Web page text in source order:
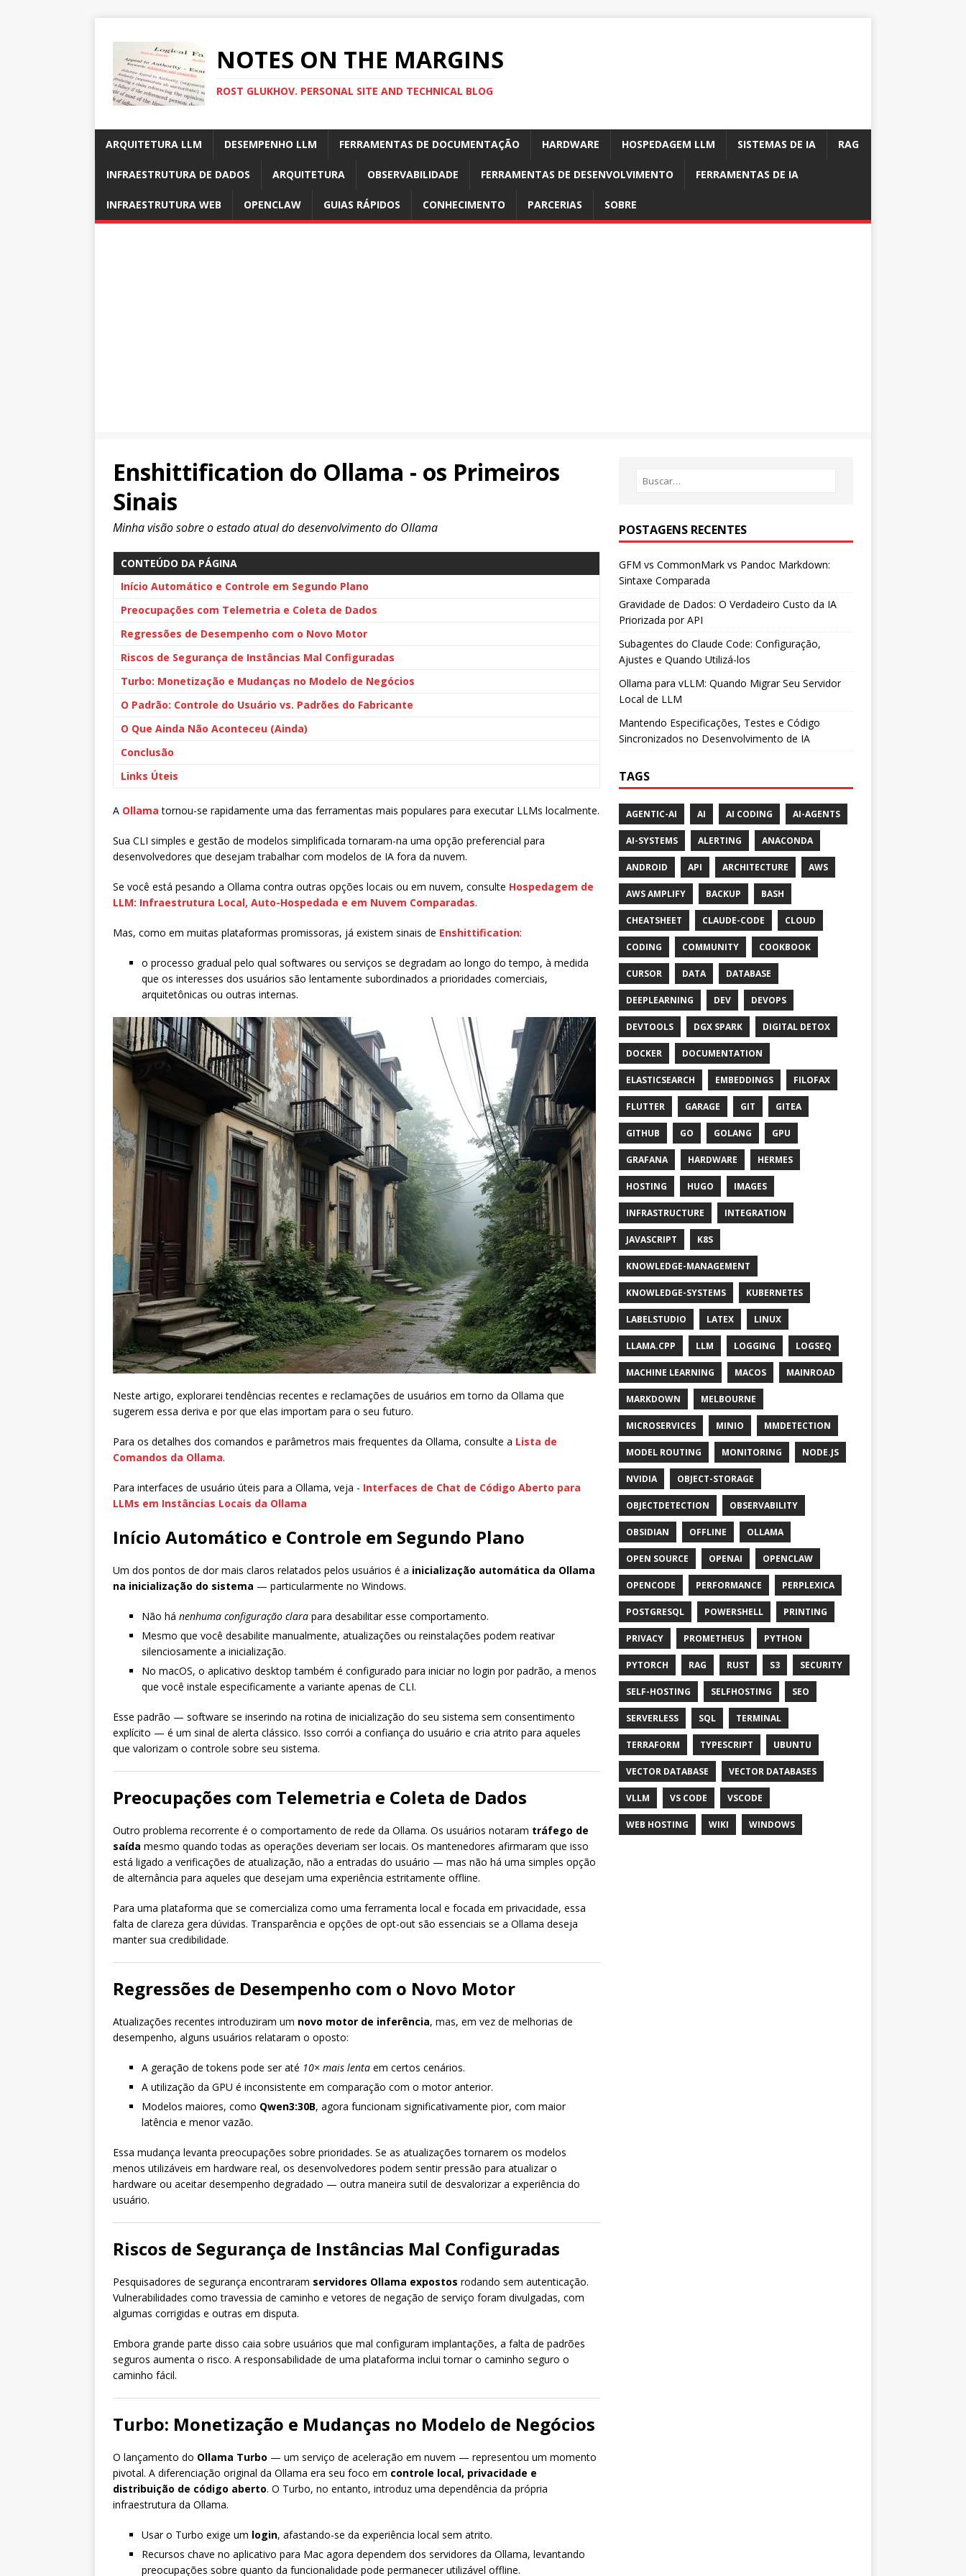
NOTES ON THE MARGINS
ROST GLUKHOV. PERSONAL SITE AND TECHNICAL BLOG
ARQUITETURA LLM DESEMPENHO LLM FERRAMENTAS DE DOCUMENTAÇÃO HARDWARE HOSPEDAGEM LLM SISTEMAS DE IA RAG
INFRAESTRUTURA DE DADOS ARQUITETURA OBSERVABILIDADE FERRAMENTAS DE DESENVOLVIMENTO FERRAMENTAS DE IA
INFRAESTRUTURA WEB OPENCLAW GUIAS RÁPIDOS CONHECIMENTO PARCERIAS SOBRE
Enshittification do Ollama - os Primeiros
Sinais
Minha visão sobre o estado atual do desenvolvimento do Ollama
CONTEÚDO DA PÁGINA
Início Automático e Controle em Segundo Plano
Preocupações com Telemetria e Coleta de Dados
Regressões de Desempenho com o Novo Motor
Riscos de Segurança de Instâncias Mal Configuradas
Turbo: Monetização e Mudanças no Modelo de Negócios
O Padrão: Controle do Usuário vs. Padrões do Fabricante
O Que Ainda Não Aconteceu (Ainda)
Conclusão
Links Úteis
A Ollama tornou-se rapidamente uma das ferramentas mais populares para executar LLMs localmente.
Sua CLI simples e gestão de modelos simplificada tornaram-na uma opção preferencial para
desenvolvedores que desejam trabalhar com modelos de IA fora da nuvem.
Se você está pesando a Ollama contra outras opções locais ou em nuvem, consulte Hospedagem de
LLM: Infraestrutura Local, Auto-Hospedada e em Nuvem Comparadas.
Mas, como em muitas plataformas promissoras, já existem sinais de Enshittification:
o processo gradual pelo qual softwares ou serviços se degradam ao longo do tempo, à medida
que os interesses dos usuários são lentamente subordinados a prioridades comerciais,
arquitetônicas ou outras internas.
Neste artigo, explorarei tendências recentes e reclamações de usuários em torno da Ollama que
sugerem essa deriva e por que elas importam para o seu futuro.
Para os detalhes dos comandos e parâmetros mais frequentes da Ollama, consulte a Lista de
Comandos da Ollama.
Para interfaces de usuário úteis para a Ollama, veja - Interfaces de Chat de Código Aberto para
LLMs em Instâncias Locais da Ollama
Início Automático e Controle em Segundo Plano
Um dos pontos de dor mais claros relatados pelos usuários é a inicialização automática da Ollama
na inicialização do sistema — particularmente no Windows.
Não há nenhuma configuração clara para desabilitar esse comportamento.
Mesmo que você desabilite manualmente, atualizações ou reinstalações podem reativar
silenciosamente a inicialização.
No macOS, o aplicativo desktop também é configurado para iniciar no login por padrão, a menos
que você instale especificamente a variante apenas de CLI.
Esse padrão — software se inserindo na rotina de inicialização do seu sistema sem consentimento
explícito — é um sinal de alerta clássico. Isso corrói a confiança do usuário e cria atrito para aqueles
que valorizam o controle sobre seu sistema.
Preocupações com Telemetria e Coleta de Dados
Outro problema recorrente é o comportamento de rede da Ollama. Os usuários notaram tráfego de
saída mesmo quando todas as operações deveriam ser locais. Os mantenedores afirmaram que isso
está ligado a verificações de atualização, não a entradas do usuário — mas não há uma simples opção
de alternância para aqueles que desejam uma experiência estritamente offline.
Para uma plataforma que se comercializa como uma ferramenta local e focada em privacidade, essa
falta de clareza gera dúvidas. Transparência e opções de opt-out são essenciais se a Ollama deseja
manter sua credibilidade.
Regressões de Desempenho com o Novo Motor
Atualizações recentes introduziram um novo motor de inferência, mas, em vez de melhorias de
desempenho, alguns usuários relataram o oposto:
A geração de tokens pode ser até 10× mais lenta em certos cenários.
A utilização da GPU é inconsistente em comparação com o motor anterior.
Modelos maiores, como Qwen3:30B, agora funcionam significativamente pior, com maior
latência e menor vazão.
Essa mudança levanta preocupações sobre prioridades. Se as atualizações tornarem os modelos
menos utilizáveis em hardware real, os desenvolvedores podem sentir pressão para atualizar o
hardware ou aceitar desempenho degradado — outra maneira sutil de desvalorizar a experiência do
usuário.
Riscos de Segurança de Instâncias Mal Configuradas
Pesquisadores de segurança encontraram servidores Ollama expostos rodando sem autenticação.
Vulnerabilidades como travessia de caminho e vetores de negação de serviço foram divulgadas, com
algumas corrigidas e outras em disputa.
Embora grande parte disso caia sobre usuários que mal configuram implantações, a falta de padrões
seguros aumenta o risco. A responsabilidade de uma plataforma inclui tornar o caminho seguro o
caminho fácil.
Turbo: Monetização e Mudanças no Modelo de Negócios
O lançamento do Ollama Turbo — um serviço de aceleração em nuvem — representou um momento
pivotal. A diferenciação original da Ollama era seu foco em controle local, privacidade e
distribuição de código aberto. O Turbo, no entanto, introduz uma dependência da própria
infraestrutura da Ollama.
Usar o Turbo exige um login, afastando-se da experiência local sem atrito.
Recursos chave no aplicativo para Mac agora dependem dos servidores da Ollama, levantando
preocupações sobre quanto da funcionalidade pode permanecer utilizável offline.
POSTAGENS RECENTES
GFM vs CommonMark vs Pandoc Markdown:
Sintaxe Comparada
Gravidade de Dados: O Verdadeiro Custo da IA
Priorizada por API
Subagentes do Claude Code: Configuração,
Ajustes e Quando Utilizá-los
Ollama para vLLM: Quando Migrar Seu Servidor
Local de LLM
Mantendo Especificações, Testes e Código
Sincronizados no Desenvolvimento de IA
TAGS
AGENTIC-AI AI AI CODING AI-AGENTS
AI-SYSTEMS ALERTING ANACONDA
ANDROID API ARCHITECTURE AWS
AWS AMPLIFY BACKUP BASH
CHEATSHEET CLAUDE-CODE CLOUD
CODING COMMUNITY COOKBOOK
CURSOR DATA DATABASE
DEEPLEARNING DEV DEVOPS
DEVTOOLS DGX SPARK DIGITAL DETOX
DOCKER DOCUMENTATION
ELASTICSEARCH EMBEDDINGS FILOFAX
FLUTTER GARAGE GIT GITEA
GITHUB GO GOLANG GPU
GRAFANA HARDWARE HERMES
HOSTING HUGO IMAGES
INFRASTRUCTURE INTEGRATION
JAVASCRIPT K8S
KNOWLEDGE-MANAGEMENT
KNOWLEDGE-SYSTEMS KUBERNETES
LABELSTUDIO LATEX LINUX
LLAMA.CPP LLM LOGGING LOGSEQ
MACHINE LEARNING MACOS MAINROAD
MARKDOWN MELBOURNE
MICROSERVICES MINIO MMDETECTION
MODEL ROUTING MONITORING NODE.JS
NVIDIA OBJECT-STORAGE
OBJECTDETECTION OBSERVABILITY
OBSIDIAN OFFLINE OLLAMA
OPEN SOURCE OPENAI OPENCLAW
OPENCODE PERFORMANCE PERPLEXICA
POSTGRESQL POWERSHELL PRINTING
PRIVACY PROMETHEUS PYTHON
PYTORCH RAG RUST S3 SECURITY
SELF-HOSTING SELFHOSTING SEO
SERVERLESS SQL TERMINAL
TERRAFORM TYPESCRIPT UBUNTU
VECTOR DATABASE VECTOR DATABASES
VLLM VS CODE VSCODE
WEB HOSTING WIKI WINDOWS